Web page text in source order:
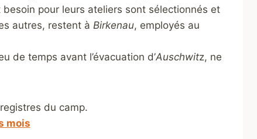
pour leurs ateliers sont sélectionnés et
autres, restent à Birkenau, employés au
de temps avant l’évacuation d’Auschwitz, ne
du camp.
mois